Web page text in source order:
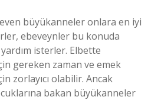
büyükanneler onlara en iyi
ebeveynler bu konuda
isterler. Elbette
gereken zaman ve emek
zorlayıcı olabilir. Ancak
bakan büyükanneler